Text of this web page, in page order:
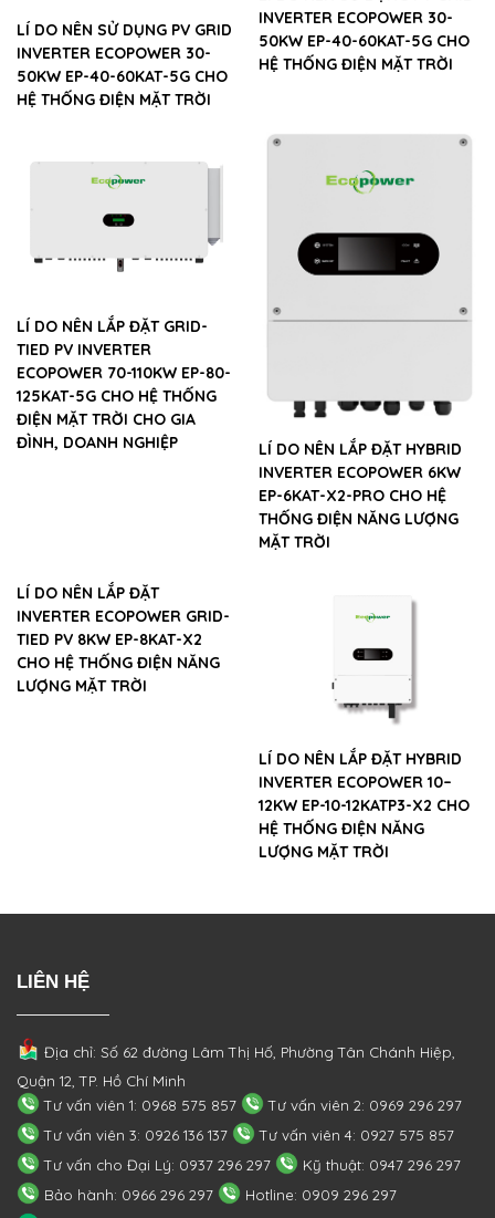
LÍ DO NÊN SỬ DỤNG PV GRID
INVERTER ECOPOWER 30-
50KW EP-40-60KAT-5G CHO
HỆ THỐNG ĐIỆN MẶT TRỜI
INVERTER ECOPOWER 30-
50KW EP-40-60KAT-5G CHO
HỆ THỐNG ĐIỆN MẶT TRỜI
LÍ DO NÊN LẮP ĐẶT GRID-
TIED PV INVERTER
ECOPOWER 70-110KW EP-80-
125KAT-5G CHO HỆ THỐNG
ĐIỆN MẶT TRỜI CHO GIA
ĐÌNH, DOANH NGHIỆP
LÍ DO NÊN LẮP ĐẶT HYBRID
INVERTER ECOPOWER 6KW
EP-6KAT-X2-PRO CHO HỆ
THỐNG ĐIỆN NĂNG LƯỢNG
MẶT TRỜI
LÍ DO NÊN LẮP ĐẶT
INVERTER ECOPOWER GRID-
TIED PV 8KW EP-8KAT-X2
CHO HỆ THỐNG ĐIỆN NĂNG
LƯỢNG MẶT TRỜI
LÍ DO NÊN LẮP ĐẶT HYBRID
INVERTER ECOPOWER 10–
12KW EP-10-12KATP3-X2 CHO
HỆ THỐNG ĐIỆN NĂNG
LƯỢNG MẶT TRỜI
LIÊN HỆ
Địa chỉ: Số 62 đường Lâm Thị Hố, PhườngTân Chánh Hiệp,
Quận 12, TP. Hồ Chí Minh
Tư vấn viên 1: 0968 575 857
Tư vấn viên 2: 0969 296 297
Tư vấn viên 3: 0926 136 137
Tư vấn viên 4: 0927 575 857
Tư vấn cho Đại Lý: 0937 296 297
Kỹ thuật: 0947 296 297
Bảo hành: 0966 296 297
Hotline: 0909 296 297